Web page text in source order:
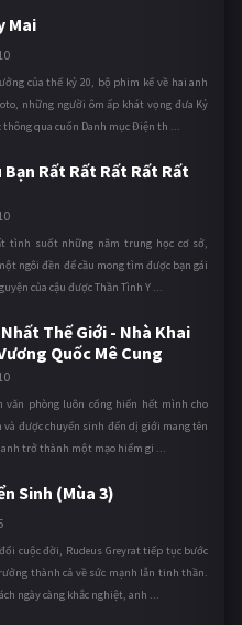
Mai
10
của thế kỷ 20, bộ phim kể về hai anh
những người ôm ấp khát vọng đưa Kỷ
qua cuốn Danh mục Điện th ...
Bạn Rất Rất Rất Rất Rất
10
tình suốt những năm trung học cơ sở,
ngôi đền để cầu mong tìm được bạn gái
của cậu được Thần Tình Y ...
Thế Giới - Nhà Khai
Quốc Mê Cung
10
văn phòng luôn cống hiến hết mình cho
và được chuyển sinh đến dị giới mang tên
anh trở thành một mạo hiểm gi ...
Sinh (Mùa 3)
cuộc đời, Rudeus Greyrat tiếp tục bước
thành cả về sức mạnh lẫn tinh thần.
ngày càng khắc nghiệt, anh ...